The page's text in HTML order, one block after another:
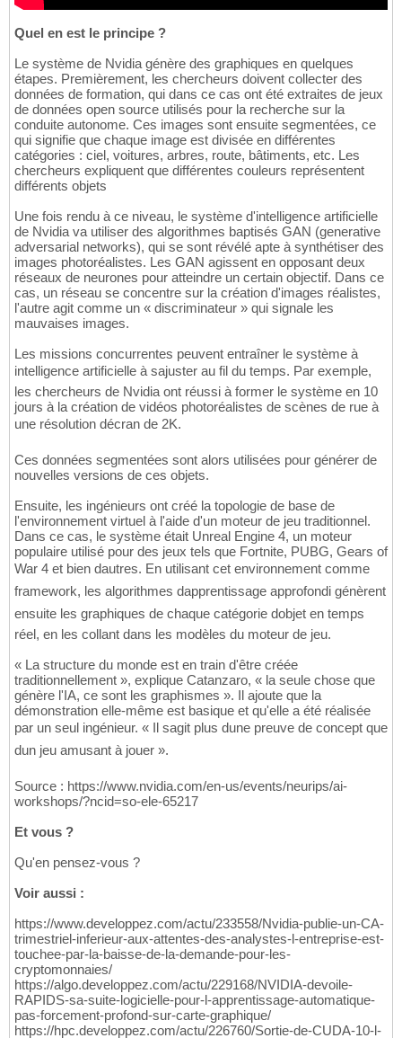
Quel en est le principe ?
Le système de Nvidia génère des graphiques en quelques
étapes. Premièrement, les chercheurs doivent collecter des
données de formation, qui dans ce cas ont été extraites de jeux
de données open source utilisés pour la recherche sur la
conduite autonome. Ces images sont ensuite segmentées, ce
qui signifie que chaque image est divisée en différentes
catégories : ciel, voitures, arbres, route, bâtiments, etc. Les
chercheurs expliquent que différentes couleurs représentent
différents objets
Une fois rendu à ce niveau, le système d'intelligence artificielle
de Nvidia va utiliser des algorithmes baptisés GAN (generative
adversarial networks), qui se sont révélé apte à synthétiser des
images photoréalistes. Les GAN agissent en opposant deux
réseaux de neurones pour atteindre un certain objectif. Dans ce
cas, un réseau se concentre sur la création d'images réalistes,
l'autre agit comme un « discriminateur » qui signale les
mauvaises images.
Les missions concurrentes peuvent entraîner le système à
intelligence artificielle à sajuster au fil du temps. Par exemple,
les chercheurs de Nvidia ont réussi à former le système en 10
jours à la création de vidéos photoréalistes de scènes de rue à
une résolution décran de 2K.
Ces données segmentées sont alors utilisées pour générer de
nouvelles versions de ces objets.
Ensuite, les ingénieurs ont créé la topologie de base de
l'environnement virtuel à l'aide d'un moteur de jeu traditionnel.
Dans ce cas, le système était Unreal Engine 4, un moteur
populaire utilisé pour des jeux tels que Fortnite, PUBG, Gears of
War 4 et bien dautres. En utilisant cet environnement comme
framework, les algorithmes dapprentissage approfondi génèrent
ensuite les graphiques de chaque catégorie dobjet en temps
réel, en les collant dans les modèles du moteur de jeu.
« La structure du monde est en train d'être créée
traditionnellement », explique Catanzaro, « la seule chose que
génère l'IA, ce sont les graphismes ». Il ajoute que la
démonstration elle-même est basique et qu'elle a été réalisée
par un seul ingénieur. « Il sagit plus dune preuve de concept que
dun jeu amusant à jouer ».
Source : https://www.nvidia.com/en-us/events/neurips/ai-
workshops/?ncid=so-ele-65217
Et vous ?
Qu'en pensez-vous ?
Voir aussi :
https://www.developpez.com/actu/233558/Nvidia-publie-un-CA-
trimestriel-inferieur-aux-attentes-des-analystes-l-entreprise-est-
touchee-par-la-baisse-de-la-demande-pour-les-
cryptomonnaies/
https://algo.developpez.com/actu/229168/NVIDIA-devoile-
RAPIDS-sa-suite-logicielle-pour-l-apprentissage-automatique-
pas-forcement-profond-sur-carte-graphique/
https://hpc.developpez.com/actu/226760/Sortie-de-CUDA-10-l-